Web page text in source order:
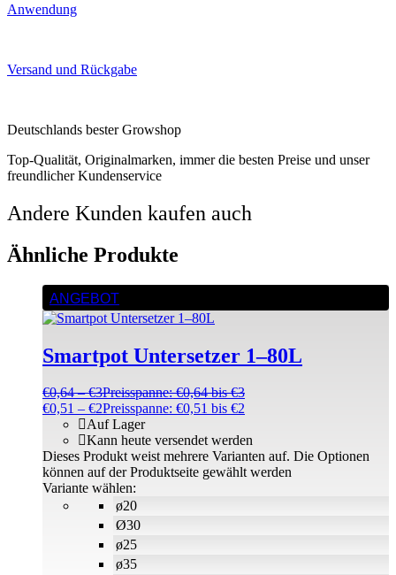
Anwendung
Versand und Rückgabe
Deutschlands bester Growshop
Top-Qualität, Originalmarken, immer die besten Preise und unser
freundlicher Kundenservice
Andere Kunden kaufen auch
Ähnliche Produkte
ANGEBOT
Smartpot Untersetzer 1–80L
€0,64 –€3Preisspanne: €0,64 bis €3
€0,51 – €2Preisspanne: €0,51 bis €2
ø20
Ø30
ø25
ø35
Auf Lager
Kann heute versendet werden
Variante wählen:
Dieses Produkt weist mehrere Varianten auf. Die Optionen
können auf der Produktseite gewählt werden